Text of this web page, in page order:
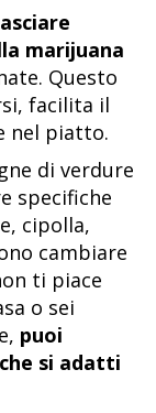
marijuana
Questo
facilita il
nel piatto.
di verdure
specifiche
cipolla,
cambiare
ti piace
o sei
puoi
si adatti